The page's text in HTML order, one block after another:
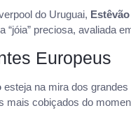
do Uruguai, Estêvão
“jóia” preciosa, avaliada
Europeus
esteja na mira dos
mais cobiçados do